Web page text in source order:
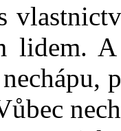
lidem.